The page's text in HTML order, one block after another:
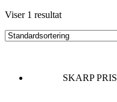
Viser 1 resultat
SKARP PRIS